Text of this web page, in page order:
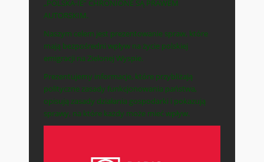
„POLSKA-IE” CHRONIONE SĄ PRAWEM
AUTORSKIM.
Naszym celem jest prezentowanie spraw, które
mają bezpośredni wpływ na życie polskiej
emigracji na Zielonej Wyspie.
Prezentujemy informacje, które przybliżają
polityczne zasady funkcjonowania państwa,
opisują zasady działania gospodarki i pokazują
sprawy, na które każdy może mieć wpływ.